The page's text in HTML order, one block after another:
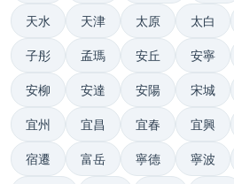
天水 天津 太原 太白
子彤 孟瑪 安丘 安寧
安柳 安達 安陽 宋城
宜州 宜昌 宜春 宜興
宿遷 富岳 寧德 寧波